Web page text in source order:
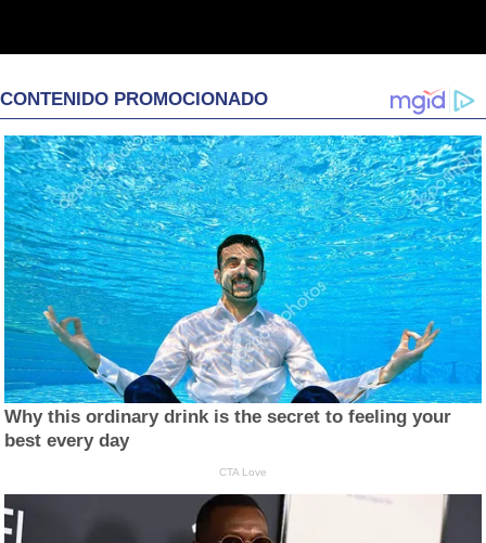
CONTENIDO PROMOCIONADO
Why this ordinary drink is the secret to feeling your
best every day
CTA Love